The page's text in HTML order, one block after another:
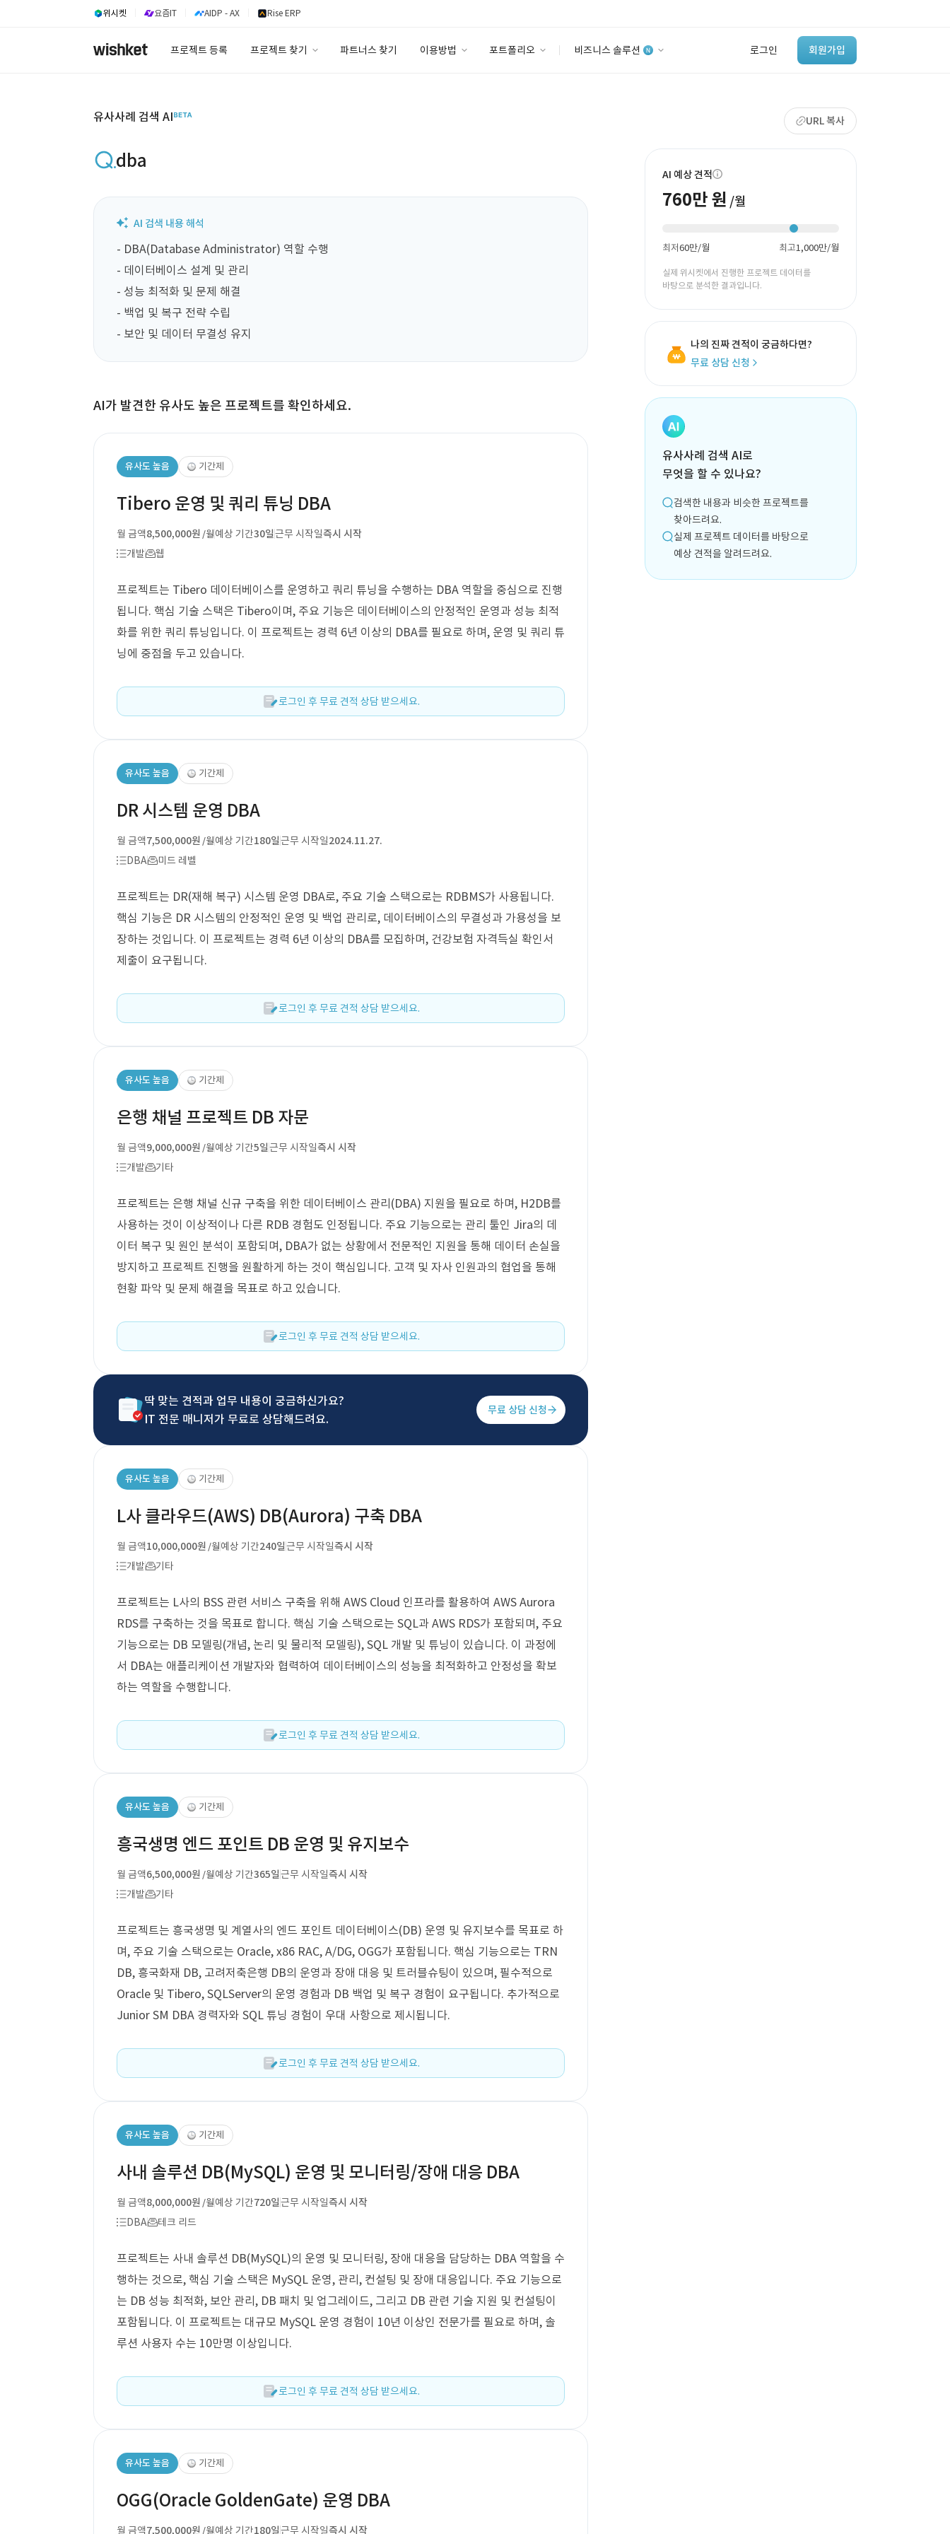
위시켓 요즘IT AIDP - AX Rise ERP
프로젝트 등록 프로젝트 찾기 파트너스 찾기 이용방법 포트폴리오 비즈니스 솔루션 로그인 회원가입
‘이런 거’ 만들어본
개발 회사 있어?
바로가기
유사사례 검색 AI URL 복사
dba
- DBA(Database Administrator) 역할 수행
- 데이터베이스 설계 및 관리
- 성능 최적화 및 문제 해결
- 백업 및 복구 전략 수립
- 보안 및 데이터 무결성 유지
AI가 발견한 유사도 높은 프로젝트를 확인하세요.
유사도 높음 기간제
Tibero 운영 및 쿼리 튜닝 DBA
월 금액8,500,000원 /월예상 기간30일근무 시작일즉시 시작
개발
웹
프로젝트는 Tibero 데이터베이스를 운영하고 쿼리 튜닝을 수행하는 DBA 역할을 중심으로 진행
됩니다. 핵심 기술 스택은 Tibero이며, 주요 기능은 데이터베이스의 안정적인 운영과 성능 최적
화를 위한 쿼리 튜닝입니다. 이 프로젝트는 경력 6년 이상의 DBA를 필요로 하며, 운영 및 쿼리 튜
닝에 중점을 두고 있습니다.
로그인 후 무료 견적 상담 받으세요.
유사도 높음 기간제
DR 시스템 운영 DBA
월 금액7,500,000원 /월예상 기간180일근무 시작일2024.11.27.
DBA
미드 레벨
프로젝트는 DR(재해 복구) 시스템 운영 DBA로, 주요 기술 스택으로는 RDBMS가 사용됩니다.
핵심 기능은 DR 시스템의 안정적인 운영 및 백업 관리로, 데이터베이스의 무결성과 가용성을 보
장하는 것입니다. 이 프로젝트는 경력 6년 이상의 DBA를 모집하며, 건강보험 자격득실 확인서
제출이 요구됩니다.
로그인 후 무료 견적 상담 받으세요.
유사도 높음 기간제
은행 채널 프로젝트 DB 자문
월 금액9,000,000원 /월예상 기간5일근무 시작일즉시 시작
개발
기타
프로젝트는 은행 채널 신규 구축을 위한 데이터베이스 관리(DBA) 지원을 필요로 하며, H2DB를
사용하는 것이 이상적이나 다른 RDB 경험도 인정됩니다. 주요 기능으로는 관리 툴인 Jira의 데
이터 복구 및 원인 분석이 포함되며, DBA가 없는 상황에서 전문적인 지원을 통해 데이터 손실을
방지하고 프로젝트 진행을 원활하게 하는 것이 핵심입니다. 고객 및 자사 인원과의 협업을 통해
현황 파악 및 문제 해결을 목표로 하고 있습니다.
로그인 후 무료 견적 상담 받으세요.
딱 맞는 견적과 업무 내용이 궁금하신가요?
IT 전문 매니저가 무료로 상담해드려요.
무료 상담 신청
유사도 높음 기간제
L사 클라우드(AWS) DB(Aurora) 구축 DBA
월 금액10,000,000원 /월예상 기간240일근무 시작일즉시 시작
개발
기타
프로젝트는 L사의 BSS 관련 서비스 구축을 위해 AWS Cloud 인프라를 활용하여 AWS Aurora
RDS를 구축하는 것을 목표로 합니다. 핵심 기술 스택으로는 SQL과 AWS RDS가 포함되며, 주요
기능으로는 DB 모델링(개념, 논리 및 물리적 모델링), SQL 개발 및 튜닝이 있습니다. 이 과정에
서 DBA는 애플리케이션 개발자와 협력하여 데이터베이스의 성능을 최적화하고 안정성을 확보
하는 역할을 수행합니다.
로그인 후 무료 견적 상담 받으세요.
유사도 높음 기간제
흥국생명 엔드 포인트 DB 운영 및 유지보수
월 금액6,500,000원 /월예상 기간365일근무 시작일즉시 시작
개발
기타
프로젝트는 흥국생명 및 계열사의 엔드 포인트 데이터베이스(DB) 운영 및 유지보수를 목표로 하
며, 주요 기술 스택으로는 Oracle, x86 RAC, A/DG, OGG가 포함됩니다. 핵심 기능으로는 TRN
DB, 흥국화재 DB, 고려저축은행 DB의 운영과 장애 대응 및 트러블슈팅이 있으며, 필수적으로
Oracle 및 Tibero, SQLServer의 운영 경험과 DB 백업 및 복구 경험이 요구됩니다. 추가적으로
Junior SM DBA 경력자와 SQL 튜닝 경험이 우대 사항으로 제시됩니다.
로그인 후 무료 견적 상담 받으세요.
유사도 높음 기간제
사내 솔루션 DB(MySQL) 운영 및 모니터링/장애 대응 DBA
월 금액8,000,000원 /월예상 기간720일근무 시작일즉시 시작
DBA
테크 리드
프로젝트는 사내 솔루션 DB(MySQL)의 운영 및 모니터링, 장애 대응을 담당하는 DBA 역할을 수
행하는 것으로, 핵심 기술 스택은 MySQL 운영, 관리, 컨설팅 및 장애 대응입니다. 주요 기능으로
는 DB 성능 최적화, 보안 관리, DB 패치 및 업그레이드, 그리고 DB 관련 기술 지원 및 컨설팅이
포함됩니다. 이 프로젝트는 대규모 MySQL 운영 경험이 10년 이상인 전문가를 필요로 하며, 솔
루션 사용자 수는 10만명 이상입니다.
로그인 후 무료 견적 상담 받으세요.
유사도 높음 기간제
OGG(Oracle GoldenGate) 운영 DBA
월 금액7,500,000원 /월예상 기간180일근무 시작일즉시 시작
AI 예상 견적
760만 원 /월
최저60만/월 최고1,000만/월
실제 위시켓에서 진행한 프로젝트 데이터를
바탕으로 분석한 결과입니다.
나의 진짜 견적이 궁금하다면?
무료 상담 신청
유사사례 검색 AI로
무엇을 할 수 있나요?
검색한 내용과 비슷한 프로젝트를
찾아드려요.
실제 프로젝트 데이터를 바탕으로
예상 견적을 알려드려요.